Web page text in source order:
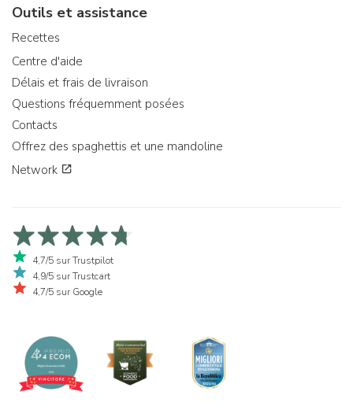
Outils et assistance
Recettes
Centre d'aide
Délais et frais de livraison
Questions fréquemment posées
Contacts
Offrez des spaghettis et une mandoline
Network
4,7/5 sur Trustpilot
4,9/5 sur Trustcart
4,7/5 sur Google